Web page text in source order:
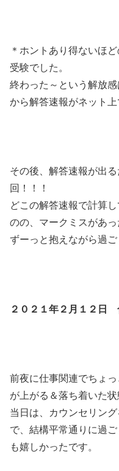
＊ホントあり得ないほ
受験でした。
終わった～という解放
から解答速報がネット上
その後、解答速報が出
回！！！
どこの解答速報で計算
のの、マークミスがあ
ずーっと抱えながら過ご
２０２１年２月１２日
前夜に仕事関連でちょ
が上がる＆落ち着いた状
当日は、カウンセリン
で、結構平常通りに過
も嬉しかったです。